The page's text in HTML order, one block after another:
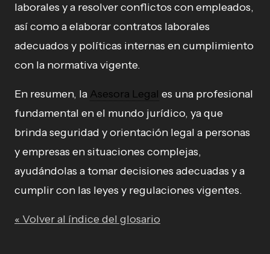
laborales y a resolver conflictos con empleados,
así como a elaborar contratos laborales
adecuados y políticas internas en cumplimiento
con la normativa vigente.
En resumen, la Asesora Legal es una profesional
fundamental en el mundo jurídico, ya que
brinda seguridad y orientación legal a personas
y empresas en situaciones complejas,
ayudándolas a tomar decisiones adecuadas y a
cumplir con las leyes y regulaciones vigentes.
« Volver al índice del glosario